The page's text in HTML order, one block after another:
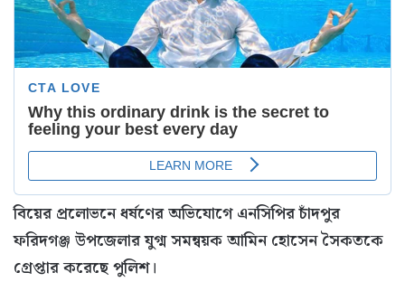
বিয়ের প্রলোভনে ধর্ষণের অভিযোগে এনসিপির চাঁদপুর
ফরিদগঞ্জ উপজেলার যুগ্ম সমন্বয়ক আমিন হোসেন সৈকতকে
গ্রেপ্তার করেছে পুলিশ।